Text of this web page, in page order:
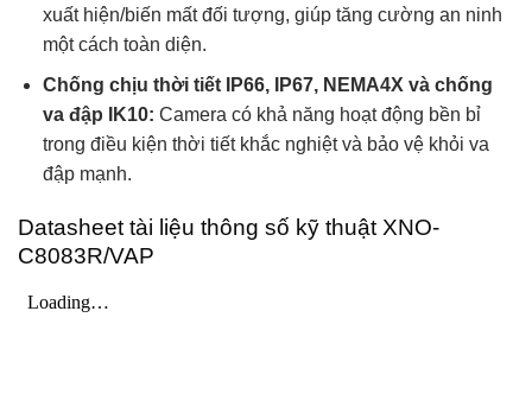
xuất hiện/biến mất đối tượng, giúp tăng cường an ninh
một cách toàn diện.
Chống chịu thời tiết IP66, IP67, NEMA4X và chống
va đập IK10: Camera có khả năng hoạt động bền bỉ
trong điều kiện thời tiết khắc nghiệt và bảo vệ khỏi va
đập mạnh.
Datasheet tài liệu thông số kỹ thuật XNO-
C8083R/VAP